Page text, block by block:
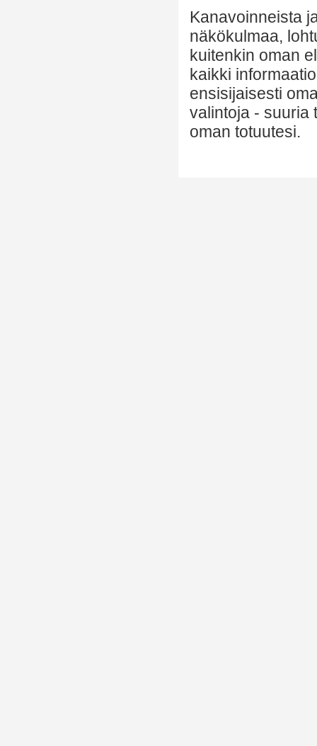
Kanavoinneista
näkökulmaa,
kuitenkin oman
kaikki
ensisijaisesti
valintoja - suuria
oman totuutesi.